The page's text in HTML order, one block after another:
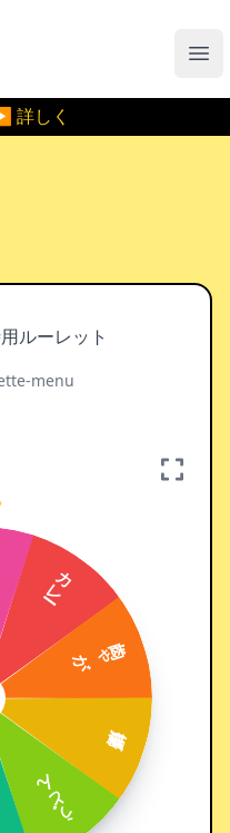
メ
詳しく
ルーレット
menu